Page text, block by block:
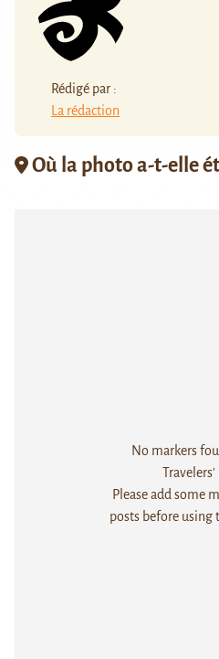
Rédigé par :
La rédaction
Où la photo a-t-elle
No markers
Travelers'
Please add some
posts before using